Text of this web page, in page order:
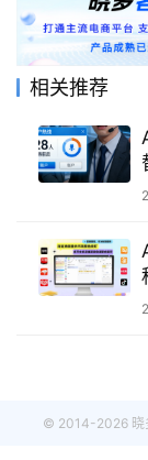
相关推荐
© 2014-2026 晓